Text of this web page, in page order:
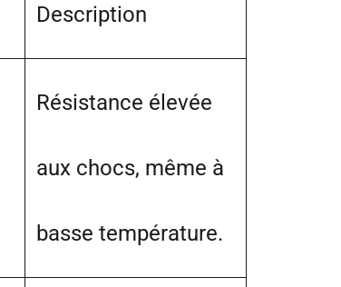
Description
Résistance élevée
aux chocs, même à
basse température.